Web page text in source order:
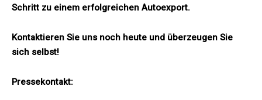
Schritt zu einem erfolgreichen Autoexport.
Kontaktieren Sie uns noch heute und überzeugen Sie
sich selbst!
Pressekontakt: